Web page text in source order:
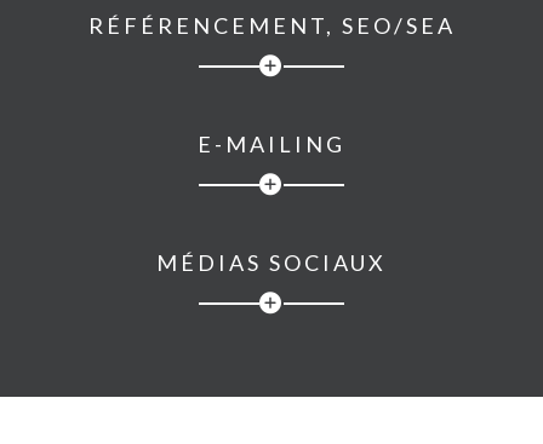
RÉFÉRENCEMENT, SEO/SEA
E-MAILING
MÉDIAS SOCIAUX